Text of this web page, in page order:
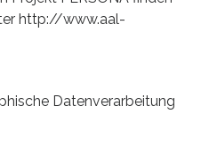
http://www.aal-
Datenverarbeitung